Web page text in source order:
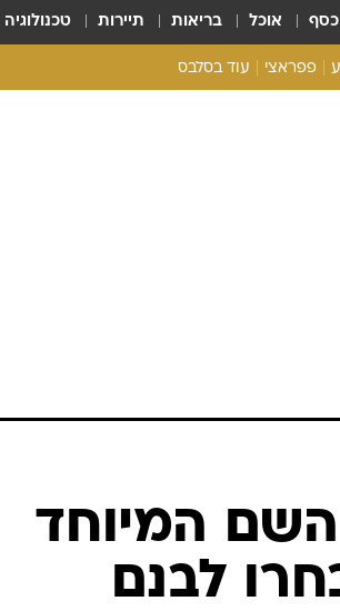
כסף אוכל בריאות תיירות טכנולוגיה
פפראצי עוד בסלבס
המיוחד
לבנם